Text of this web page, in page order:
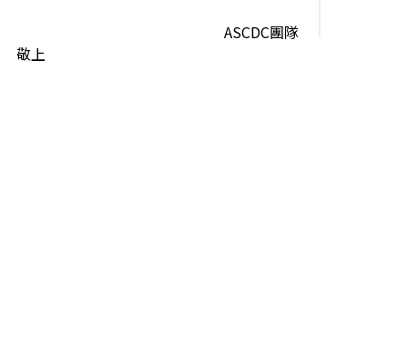
ASCDC團隊
敬上